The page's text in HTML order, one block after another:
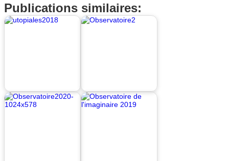
Publications similaires: